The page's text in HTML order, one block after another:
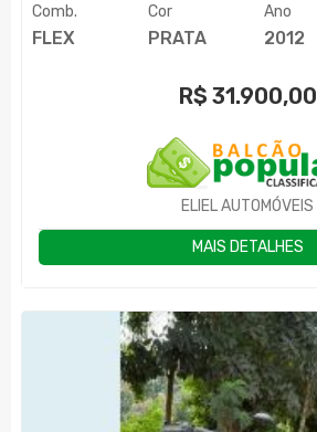
Comb.
FLEX
Cor
PRATA
Ano
2012
R$ 31.900,00
ELIEL AUTOMÓVEIS
MAIS DETALHES